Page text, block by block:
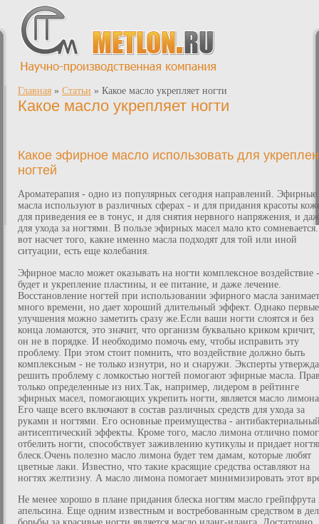
Главная » Статьи » Какое масло укрепляет ногти
Какое масло укрепляет ногти
Какое эфирное масло использовать для
ногтей
Ароматерапия - одно из популярных сегодня направлений. Эфирные
масла используют в различных сферах - и для придания красоты
для приведения ее в тонус, и для снятия нервного напряжения, и
для ухода за ногтями. В пользе эфирных масел мало кто
вот насчет того, какие именно масла подходят для той или иной
ситуации, есть еще колебания.
Эфирное масло может оказывать на ногти комплексное воздействие
будет и укрепление пластины, и ее питание, и даже лечение.
Восстановление ногтей при использовании эфирного масла занимает
много времени, но дает хороший длительный эффект. Однако первые
улучшения можно заметить сразу же.Если ваши ногти слоятся и без
конца ломаются, это значит, что организм буквально криком кричит,
он не в порядке. И необходимо помочь ему, чтобы исправить эту
проблему. При этом стоит помнить, что воздействие должно быть
комплексным - не только изнутри, но и снаружи. Эксперты
решить проблему с ломкостью ногтей помогают эфирные масла.
только определенные из них.Так, например, лидером в рейтинге
эфирных масел, помогающих укрепить ногти, является масло
Его чаще всего включают в состав различных средств для ухода за
руками и ногтями. Его основные преимущества -
антисептический эффекты. Кроме того, масло лимона отлично
отбелить ногти, способствует заживлению кутикулы и придает
блеск.Очень полезно масло лимона будет тем дамам, которые любят
цветные лаки. Известно, что такие красящие средства оставляют на
ногтях желтизну. А масло лимона помогает минимизировать этот
Не менее хорошо в плане придания блеска ногтям масло грейпфрута
апельсина. Еще одним известным и востребованным средством в